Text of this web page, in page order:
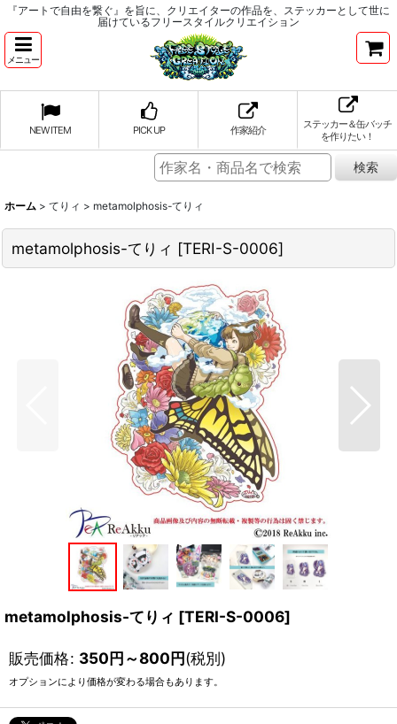
『アートで自由を繋ぐ』を旨に、クリエイターの作品を、ステッカーとして世に
届けているフリースタイルクリエイション
メニュー
NEW ITEM PICK UP 作家紹介
ステッカー＆缶バッチ
を作りたい！
ホーム > てりィ > metamolphosis-てりィ
metamolphosis-てりィ [TERI-S-0006]
metamolphosis-てりィ [TERI-S-0006]
販売価格: 350円～800円(税別)
オプションにより価格が変わる場合もあります。